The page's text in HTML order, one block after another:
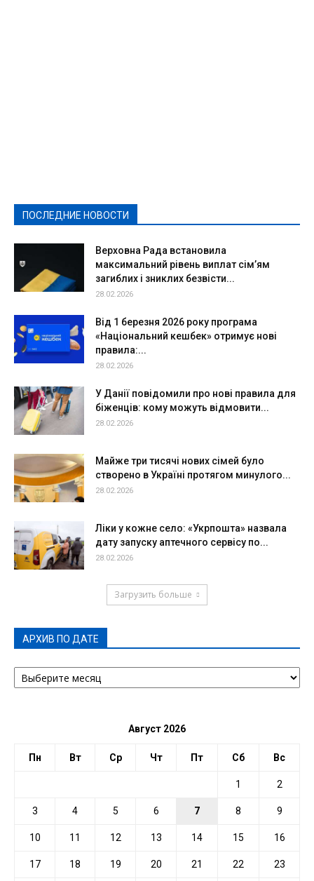
ПОСЛЕДНИЕ НОВОСТИ
Верховна Рада встановила
максимальний рівень виплат сім’ям
загиблих і зниклих безвісти...
28.02.2026
Від 1 березня 2026 року програма
«Національний кешбек» отримує нові
правила:...
28.02.2026
У Данії повідомили про нові правила для
біженців: кому можуть відмовити...
28.02.2026
Майже три тисячі нових сімей було
створено в Україні протягом минулого...
28.02.2026
Ліки у кожне село: «Укрпошта» назвала
дату запуску аптечного сервісу по...
28.02.2026
Загрузить больше
АРХИВ ПО ДАТЕ
АРХИВ
ПО
Август 2026
Пн Вт Ср Чт Пт Сб Вс
1 2
3 4 5 6 7 8 9
10 11 12 13 14 15 16
17 18 19 20 21 22 23